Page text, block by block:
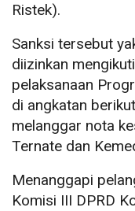
Ristek).
Sanksi tersebut
diizinkan
pelaksanaan
di angkatan
melanggar nota
Ternate dan
Menanggapi
Komisi III DPRD